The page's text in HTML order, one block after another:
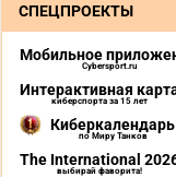
СПЕЦПРОЕКТЫ
Мобильное
Cybersport.ru
Интерактивная
киберспорта за 15 лет
Киберкалендарь
по Миру Танков
The International
выбирай фаворита!